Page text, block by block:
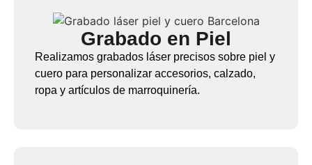
Grabado en Piel
Realizamos grabados láser precisos sobre piel y
cuero para personalizar accesorios, calzado,
ropa y artículos de marroquinería.